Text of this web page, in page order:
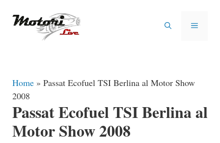
MENU
Home » Passat Ecofuel TSI Berlina al Motor Show
2008
Passat Ecofuel TSI Berlina al
Motor Show 2008